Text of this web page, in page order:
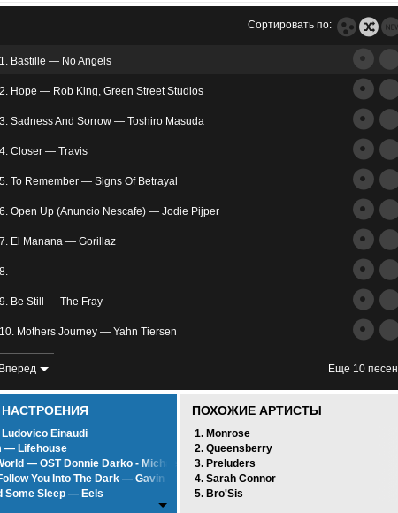
злость
1. Bastille — No Angels
2. Hope — Rob King, Green Street Studios
3. Sadness And Sorrow — Toshiro Masuda
4. Closer — Travis
5. To Remember — Signs Of Betrayal
6. Open Up (Anuncio Nescafe) — Jodie Pijper
7. El Manana — Gorillaz
8. —
9. Be Still — The Fray
10. Mothers Journey — Yahn Tiersen
11. Bullet Proof..I Wish I Was — Radiohead
Another Day Goes By — Dope
14. Always (Reuben Chillout Mix) — Matt Darey Feat Tiff Lacey
Shukumei — Yasuharu Takanashi
Сортировать по:
Еще 10 песен
Вперед
НАСТРОЕНИЯ
Einaudi
— Lifehouse
— OST Donnie Darko - Michael Andrews
Follow You Into The Dark — Gavin Mikhail
Some Sleep — Eels
ПОХОЖИЕ АРТИСТЫ
1. Monrose
2. Queensberry
3. Preluders
4. Sarah Connor
5. Bro'Sis